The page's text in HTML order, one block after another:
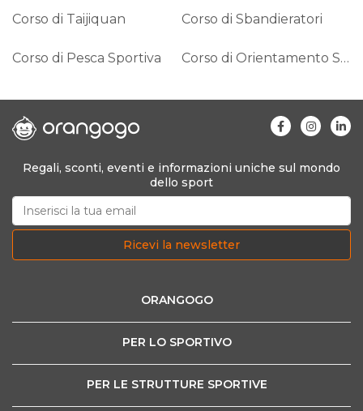
Corso di Taijiquan Corso di Sbandieratori
Corso di Pesca Sportiva Corso di Orientamento Subacqueo
Regali, sconti, eventi e informazioni uniche sul mondo
dello sport
Ricevi la newsletter
ORANGOGO
PER LO SPORTIVO
PER LE STRUTTURE SPORTIVE